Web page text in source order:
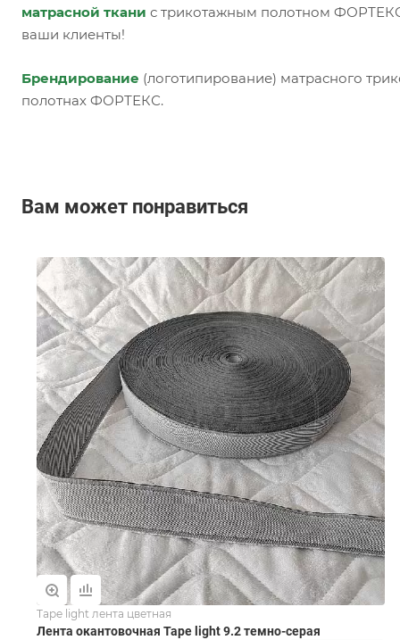
матрасной ткани с трикотажным полотном
ваши клиенты!
Брендирование (логотипирование) матрасного
полотнах ФОРТЕКС.
Вам может понравиться
Tape light лента цветная
Лента окантовочная Tape light 9.2 темно-серая